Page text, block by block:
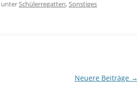
unterSchülerregatten,Sonstiges
Neuere Beiträge →